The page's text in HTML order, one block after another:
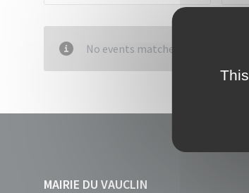
No events matched your criteria
MAIRIE DU VAUCLIN